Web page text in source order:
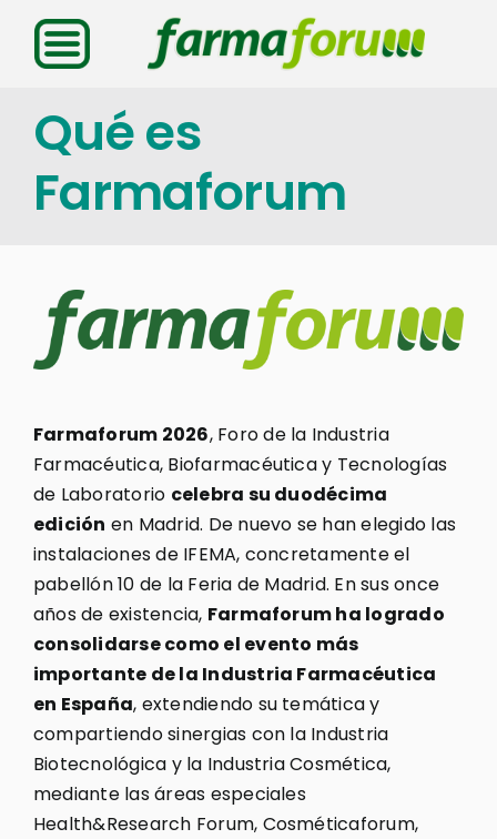
Saltar
contenido
Qué es
Farmaforum
Farmaforum 2026, Foro de la Industria
Farmacéutica, Biofarmacéutica y Tecnologías
de Laboratorio celebra su duodécima
edición en Madrid. De nuevo se han elegido las
instalaciones de IFEMA, concretamente el
pabellón 10 de la Feria de Madrid. En sus once
años de existencia, Farmaforum ha logrado
consolidarse como el evento más
importante de la Industria Farmacéutica
en España, extendiendo su temática y
compartiendo sinergias con la Industria
Biotecnológica y la Industria Cosmética,
mediante las áreas especiales
Health&Research Forum, Cosméticaforum,